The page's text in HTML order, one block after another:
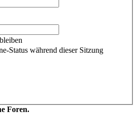
Status während dieser Sitzung
Foren.